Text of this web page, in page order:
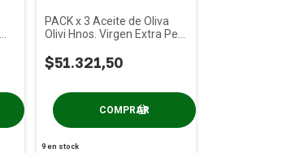
PACK x 3 Aceite de Oliva
Olivi Hnos. Virgen Extra Pet
$51.321,50
9 en stock